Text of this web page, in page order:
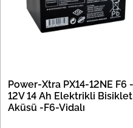
Power-Xtra PX14-12NE F6 -
12V 14 Ah Elektrikli Bisiklet
Aküsü -F6-Vidalı